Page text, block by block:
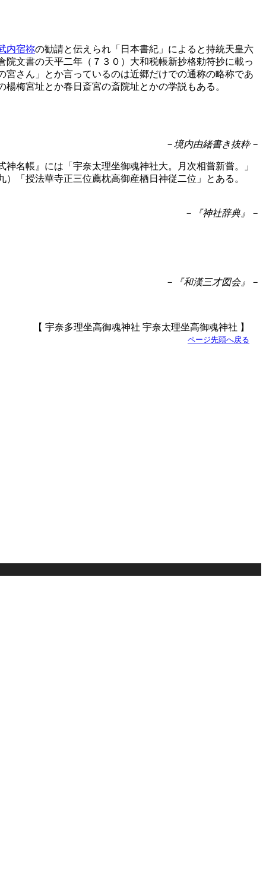
内宿祢の勧請と伝えられ「日本書紀」によると持統天皇六
文書の天平二年（７３０）大和税帳新抄格勅符抄に載っ
さん」とか言っているのは近郷だけでの通称の略称であ
梅宮址とか春日斎宮の斎院址とかの学説もある。
－境内由緒書き抜粋－
名帳』には「宇奈太理坐御魂神社大。月次相嘗新嘗。」
「授法華寺正三位薦枕高御産栖日神従二位」とある。
－『神社辞典』－
－『和漢三才図会』－
【 宇奈多理坐高御魂神社 宇奈太理坐高御魂神社 】
ページ先頭へ戻る